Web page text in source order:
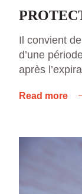
CONGE
DE LA
Il convient
d’une
après
principe
grossesse
Read more